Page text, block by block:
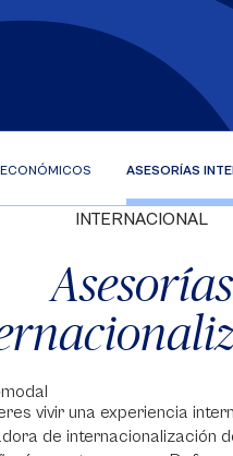
ASESORÍAS
INTERNACIONAL
Asesorías
vivir una experiencia
de internacionalización